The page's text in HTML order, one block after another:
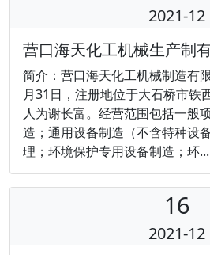
2021-12
营口海天化工机械生产制
简介：营口海天化工机械制造有
月31日，注册地位于大石桥市铁
人为谢长富。经营范围包括一般
造；通用设备制造（不含特种设
理；环境保护专用设备制造；环
16
2021-12